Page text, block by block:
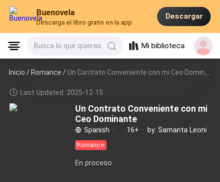
Buenovela
Descarga el libro gratis en la app
Descargar
Busca lo que quieras Mi biblioteca
Inicio /Romance / Un Contrato Conveniente con mi Ceo Dominante
Last Updated: 2025-12-15
Un Contrato Conveniente con mi
Ceo Dominante
Spanish · 16+ · by: Samanta Leoni
Romance
En proceso